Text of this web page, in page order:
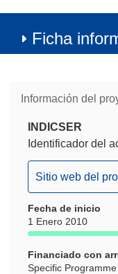
Ficha
Información del
INDICSER
Identificador del
(se
abrirá
en
una
ventana)
Sitio web del
Fecha de inicio
1 Enero 2010
Financiado con
Specific